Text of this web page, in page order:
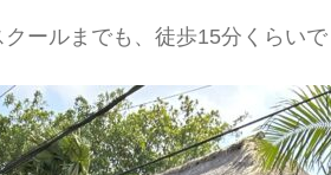
ールまでも、徒歩15分くらいで